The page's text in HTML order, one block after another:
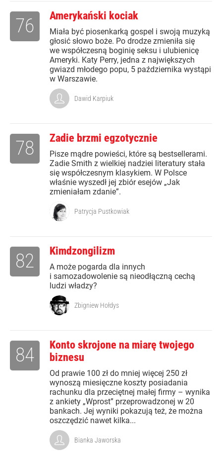
Amerykański kociak
Miała być piosenkarką gospel i swoją muzyką
głosić słowo boże. Po drodze zmieniła się
we współczesną boginię seksu i ulubienicę
Ameryki. Katy Perry, jedna z największych
gwiazd młodego popu, 5 października wystąpi
w Warszawie.
76
Dawid Karpiuk
Zadie brzmi egzotycznie
Pisze mądre powieści, które są bestsellerami.
Zadie Smith z wielkiej nadziei literatury stała
się współczesnym klasykiem. W Polsce
właśnie wyszedł jej zbiór esejów „Jak
zmieniałam zdanie”.
78
Patrycja Pustkowiak
Kimdzongilizm
A może pogarda dla innych
i samozadowolenie są nieodłączną cechą
ludzi władzy?
82
Zbigniew Hołdys
Konto skrojone na miarę twojego
biznesu
Od prawie 100 zł do mniej więcej 250 zł
wynoszą miesięczne koszty posiadania
rachunku dla przeciętnej małej firmy – wynika
z ankiety „Wprost” przeprowadzonej w 20
bankach. Jej wyniki pokazują też, że można
oszczędzić nawet kilka...
84
Bianka Jaworska